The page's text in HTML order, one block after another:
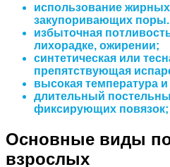
использование
закупоривающих поры.
избыточная
лихорадке, ожирении;
синтетическая или
препятствующая
высокая температура
длительный
фиксирующих повязок;
Основные виды
взрослых